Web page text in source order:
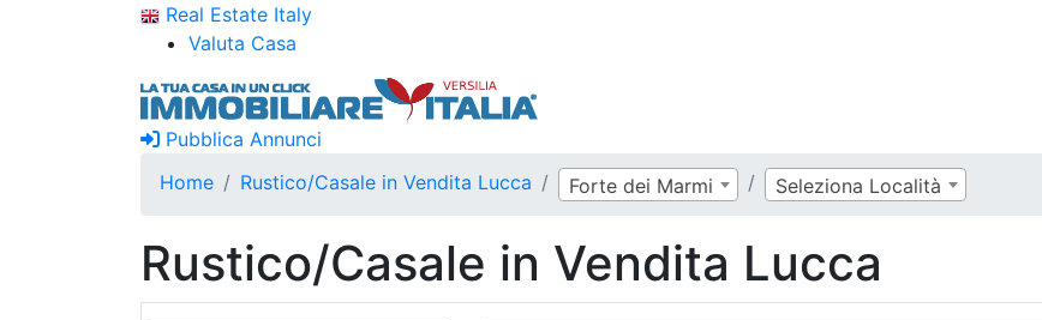
Real Estate Italy
Valuta Casa
Pubblica Annunci
Home
Rustico/Casale in Vendita Lucca Forte dei Marmi Seleziona Località
Rustico/Casale in Vendita Lucca